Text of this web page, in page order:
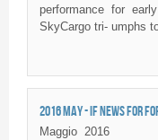
performance for
SkyCargo tri- umphs
2016 MAY - IF NEWS FOR
Maggio 2016